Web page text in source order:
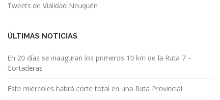
Tweets de Vialidad Neuquén
ÚLTIMAS NOTICIAS
En 20 días se inauguran los primeros 10 km de la Ruta 7 –
Cortaderas
Este miércoles habrá corte total en una Ruta Provincial